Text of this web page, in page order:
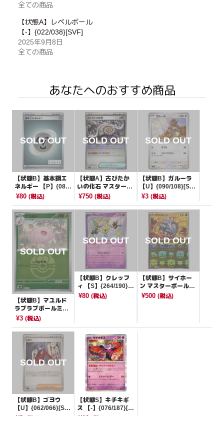
全ての商品
【状態A】レベルボール
【-】{022/038}[SVF]
2025年9月8日
全ての商品
あなたへのおすすめ商品
【状態B】基本鋼エ
ネルギー 【P】{086/
SV-P}[その他]
¥80 (税込)
【状態A】古びたか
いの化石 マスターボ
ールミラー【C】{15
¥750(税込)
【状態B】ガルーラ
【U】{090/108}[SV
3]
¥3 (税込)
【状態B】マユルド
ラブラブボールミラ
ー【-】{007/193}[M
¥3 (税込)
【状態B】クレッフ
ィ 【S】{264/190}[S
V4a]
¥80(税込)
【状態B】サイホー
ン マスターボールミ
ラー【C】{111/165}
¥500 (税込)
【状態B】ゴヨウ
【U】{062/066}[SV
5a]
¥3 (税込)
【状態S】キチキギ
ス 【-】{076/187}[S
V8a]
¥10 (税込)